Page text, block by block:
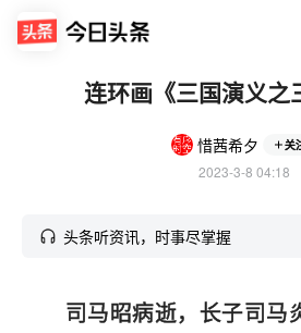
连环画《三国演义之
惜茜希夕 关
2023-3-8 04:18
头条听资讯，时事尽掌握
司马昭病逝，长子司马